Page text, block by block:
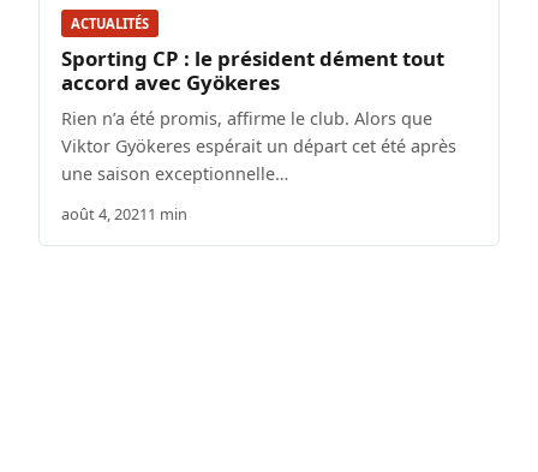
ACTUALITÉS
Sporting CP : le président dément tout
accord avec Gyökeres
Rien n’a été promis, affirme le club. Alors que
Viktor Gyökeres espérait un départ cet été après
une saison exceptionnelle…
août 4, 20211 min